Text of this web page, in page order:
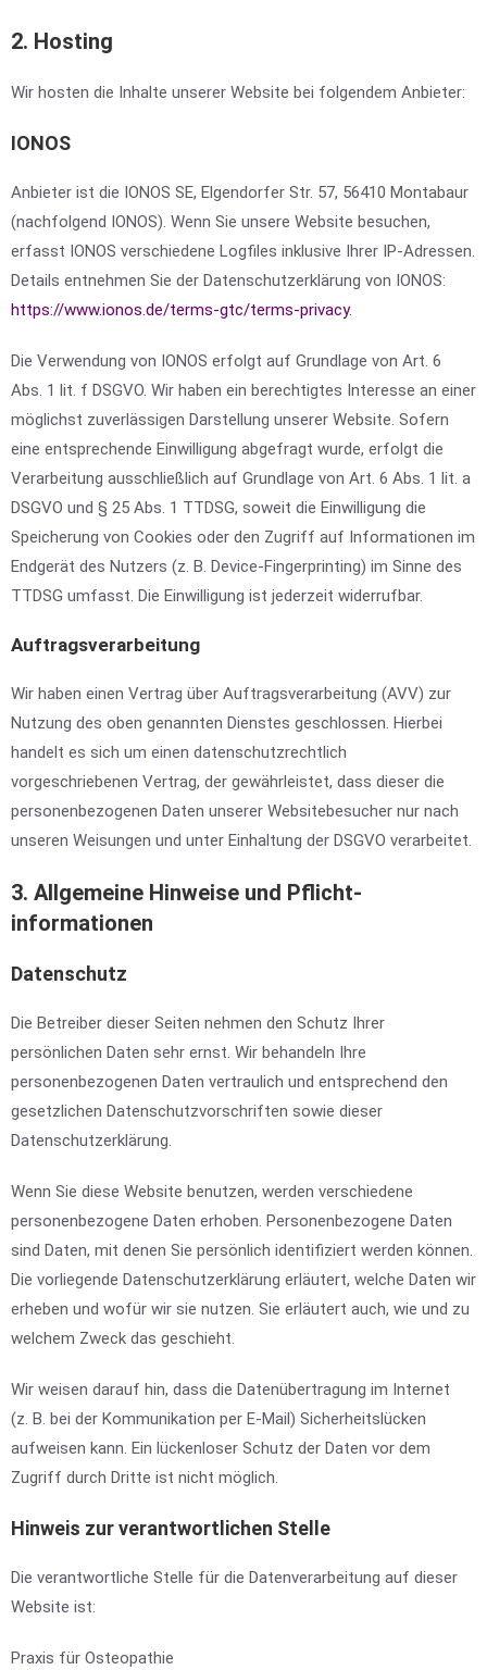
2. Hosting
Wir hosten die Inhalte unserer Website bei folgendem Anbieter:
IONOS
Anbieter ist die IONOS SE, Elgendorfer Str. 57, 56410 Montabaur
(nachfolgend IONOS). Wenn Sie unsere Website besuchen,
erfasst IONOS verschiedene Logfiles inklusive Ihrer IP-Adressen.
Details entnehmen Sie der Datenschutzerklärung von IONOS:
https://www.ionos.de/terms-gtc/terms-privacy.
Die Verwendung von IONOS erfolgt auf Grundlage von Art. 6
Abs. 1 lit. f DSGVO. Wir haben ein berechtigtes Interesse an einer
möglichst zuverlässigen Darstellung unserer Website. Sofern
eine entsprechende Einwilligung abgefragt wurde, erfolgt die
Verarbeitung ausschließlich auf Grundlage von Art. 6 Abs. 1 lit. a
DSGVO und § 25 Abs. 1 TTDSG, soweit die Einwilligung die
Speicherung von Cookies oder den Zugriff auf Informationen im
Endgerät des Nutzers (z. B. Device-Fingerprinting) im Sinne des
TTDSG umfasst. Die Einwilligung ist jederzeit widerrufbar.
Auftragsverarbeitung
Wir haben einen Vertrag über Auftragsverarbeitung (AVV) zur
Nutzung des oben genannten Dienstes geschlossen. Hierbei
handelt es sich um einen datenschutzrechtlich
vorgeschriebenen Vertrag, der gewährleistet, dass dieser die
personenbezogenen Daten unserer Websitebesucher nur nach
unseren Weisungen und unter Einhaltung der DSGVO verarbeitet.
3. Allgemeine Hinweise und Pflicht­
informationen
Datenschutz
Die Betreiber dieser Seiten nehmen den Schutz Ihrer
persönlichen Daten sehr ernst. Wir behandeln Ihre
personenbezogenen Daten vertraulich und entsprechend den
gesetzlichen Datenschutzvorschriften sowie dieser
Datenschutzerklärung.
Wenn Sie diese Website benutzen, werden verschiedene
personenbezogene Daten erhoben. Personenbezogene Daten
sind Daten, mit denen Sie persönlich identifiziert werden können.
Die vorliegende Datenschutzerklärung erläutert, welche Daten wir
erheben und wofür wir sie nutzen. Sie erläutert auch, wie und zu
welchem Zweck das geschieht.
Wir weisen darauf hin, dass die Datenübertragung im Internet
(z. B. bei der Kommunikation per E-Mail) Sicherheitslücken
aufweisen kann. Ein lückenloser Schutz der Daten vor dem
Zugriff durch Dritte ist nicht möglich.
Hinweis zur verantwortlichen Stelle
Die verantwortliche Stelle für die Datenverarbeitung auf dieser
Website ist:
Praxis für Osteopathie